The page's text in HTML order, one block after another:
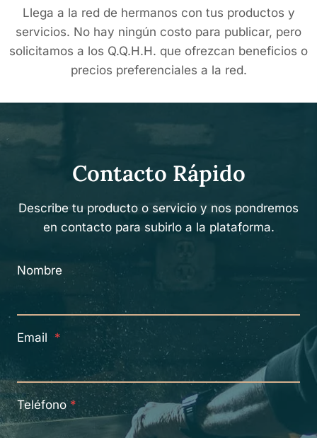
Llega a la red de hermanos con tus productos y
servicios. No hay ningún costo para publicar, pero
solicitamos a los Q.Q.H.H. que ofrezcan beneficios o
precios preferenciales a la red.
Contacto Rápido
Describe tu producto o servicio y nos pondremos
en contacto para subirlo a la plataforma.
Nombre
Email *
Teléfono *